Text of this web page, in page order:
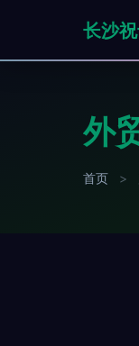
长沙
外
首页 >